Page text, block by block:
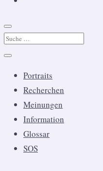
Portraits
Recherchen
Meinungen
Information
Glossar
SOS